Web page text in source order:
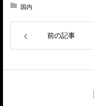
国内
前の記事